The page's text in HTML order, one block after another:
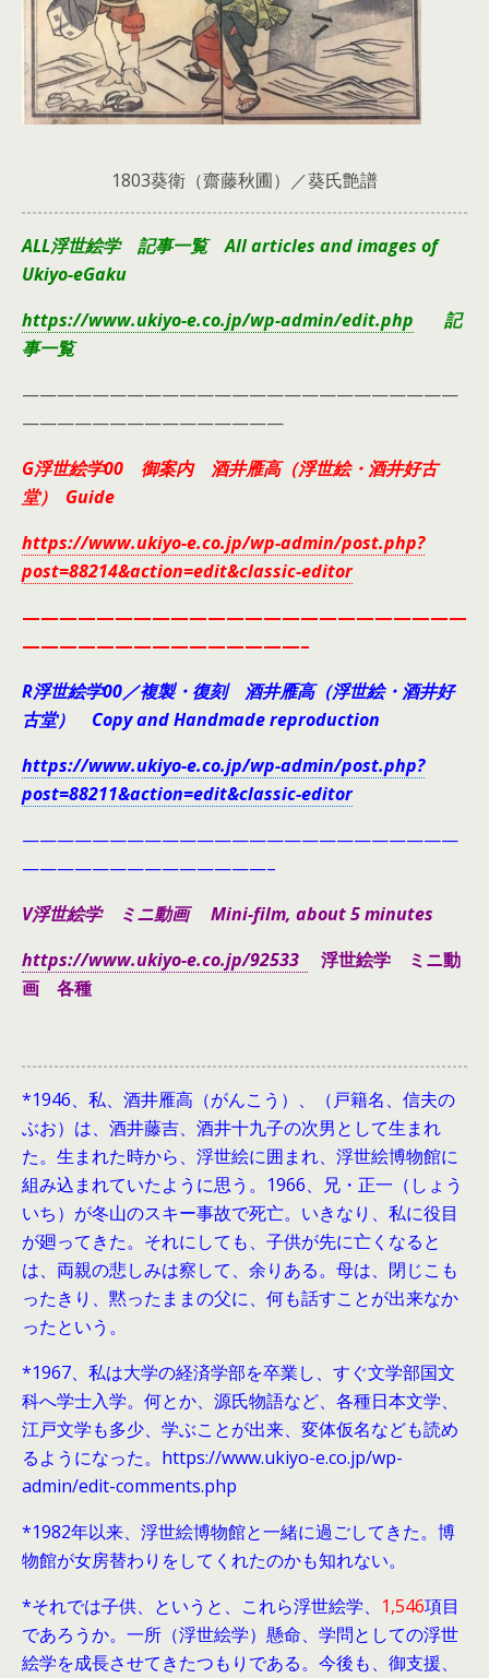
1803葵衛（齋藤秋圃）／葵氏艶譜
ALL浮世絵学 記事一覧 All articles and images of
Ukiyo-eGaku
https://www.ukiyo-e.co.jp/wp-admin/edit.php 記
事一覧
—————————————————————————
———————————————
G浮世絵学00 御案内 酒井雁高（浮世絵・酒井好古
堂） Guide
https://www.ukiyo-e.co.jp/wp-admin/post.php?
post=88214&action=edit&classic-editor
————————————————————————
———————————————–
R浮世絵学00／複製・復刻 酒井雁高（浮世絵・酒井好
古堂） Copy and Handmade reproduction
https://www.ukiyo-e.co.jp/wp-admin/post.php?
post=88211&action=edit&classic-editor
—————————————————————————
——————————————–
V浮世絵学 ミニ動画 Mini-film, about 5 minutes
https://www.ukiyo-e.co.jp/92533
浮世絵学 ミニ動
画 各種
*1946、 私、酒井雁高（がんこう）、（戸籍名、信夫の
ぶお）は、酒井藤吉、酒井十九子の次男として生まれ
た。生まれた時から、浮世絵に囲まれ、浮世絵博物館に
組み込まれていたように思う。1966、兄・正一（しょう
いち）が冬山のスキー事故で死亡。いきなり、私に役目
が廻ってきた。それにしても、子供が先に亡くなると
は、両親の悲しみは察して、余りある。母は、閉じこも
ったきり、黙ったままの父に、何も話すことが出来なか
ったという。
*1967、私は大学の経済学部を卒業し、すぐ文学部国文
科へ学士入学。何とか、源氏物語など、各種日本文学、
江戸文学も多少、学ぶことが出来、変体仮名なども読め
るようになった。https://www.ukiyo-e.co.jp/wp-
admin/edit-comments.php
*1982年以来、浮世絵博物館と一緒に過ごしてきた。博
物館が女房替わりをしてくれたのかも知れない。
*それでは子供、というと、これら浮世絵学、 1,546項目
であろうか。一所（浮世絵学）懸命、学問としての浮世
絵学を成長させてきたつもりである。今後も、御支援、